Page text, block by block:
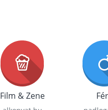
Film & Zene